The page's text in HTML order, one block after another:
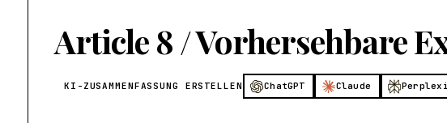
Article 8 / Vorhersehbare
KI-ZUSAMMENFASSUNG ERSTELLEN ChatGPT Claude